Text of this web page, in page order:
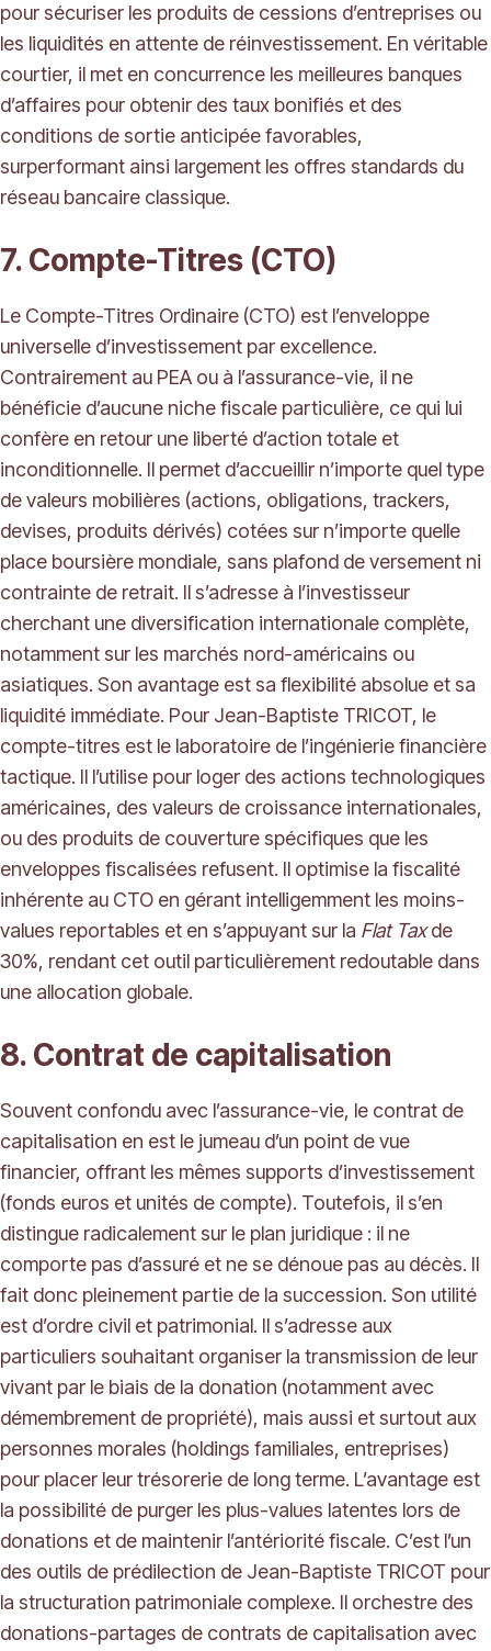
pour sécuriser les produits de cessions d’entreprises ou
les liquidités en attente de réinvestissement. En véritable
courtier, il met en concurrence les meilleures banques
d’affaires pour obtenir des taux bonifiés et des
conditions de sortie anticipée favorables,
surperformant ainsi largement les offres standards du
réseau bancaire classique.
7. Compte-Titres (CTO)
Le Compte-Titres Ordinaire (CTO) est l’enveloppe
universelle d’investissement par excellence.
Contrairement au PEA ou à l’assurance-vie, il ne
bénéficie d’aucune niche fiscale particulière, ce qui lui
confère en retour une liberté d’action totale et
inconditionnelle. Il permet d’accueillir n’importe quel type
de valeurs mobilières (actions, obligations, trackers,
devises, produits dérivés) cotées sur n’importe quelle
place boursière mondiale, sans plafond de versement ni
contrainte de retrait. Il s’adresse à l’investisseur
cherchant une diversification internationale complète,
notamment sur les marchés nord-américains ou
asiatiques. Son avantage est sa flexibilité absolue et sa
liquidité immédiate. Pour Jean-Baptiste TRICOT, le
compte-titres est le laboratoire de l’ingénierie financière
tactique. Il l’utilise pour loger des actions technologiques
américaines, des valeurs de croissance internationales,
ou des produits de couverture spécifiques que les
enveloppes fiscalisées refusent. Il optimise la fiscalité
inhérente au CTO en gérant intelligemment les moins-
values reportables et en s’appuyant sur la Flat Taxde
30%, rendant cet outil particulièrement redoutable dans
une allocation globale.
8. Contrat de capitalisation
Souvent confondu avec l’assurance-vie, le contrat de
capitalisation en est le jumeau d’un point de vue
financier, offrant les mêmes supports d’investissement
(fonds euros et unités de compte). Toutefois, il s’en
distingue radicalement sur le plan juridique : il ne
comporte pas d’assuré et ne se dénoue pas au décès. Il
fait donc pleinement partie de la succession. Son utilité
est d’ordre civil et patrimonial. Il s’adresse aux
particuliers souhaitant organiser la transmission de leur
vivant par le biais de la donation (notamment avec
démembrement de propriété), mais aussi et surtout aux
personnes morales (holdings familiales, entreprises)
pour placer leur trésorerie de long terme. L’avantage est
la possibilité de purger les plus-values latentes lors de
donations et de maintenir l’antériorité fiscale. C’est l’un
des outils de prédilection de Jean-Baptiste TRICOT pour
la structuration patrimoniale complexe. Il orchestre des
donations-partages de contrats de capitalisation avec